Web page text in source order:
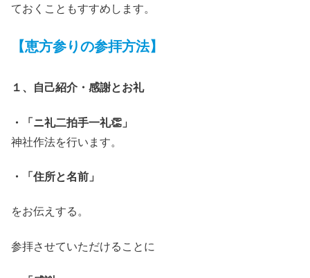
ておくこともすすめします。
【恵方参りの参拝方法】
１、 自己紹介・感謝とお礼
・「 ニ礼二拍手一礼👏」
神社作法を行います。
・「 住所と名前」
をお伝えする。
参拝させていただけることに